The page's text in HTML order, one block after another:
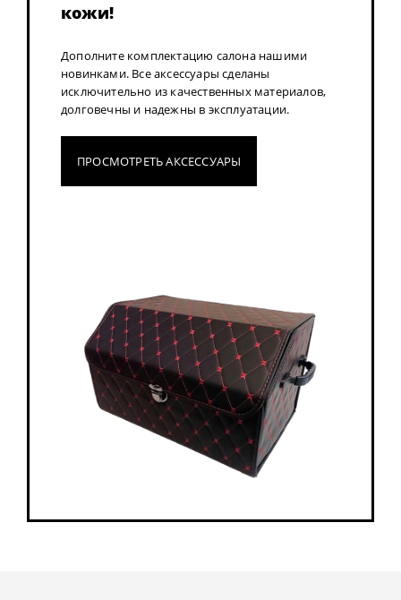
кожи!
Дополните комплектацию салона нашими
новинками. Все аксессуары сделаны
исключительно из качественных материалов,
долговечны и надежны в эксплуатации.
ПРОСМОТРЕТЬ АКСЕССУАРЫ